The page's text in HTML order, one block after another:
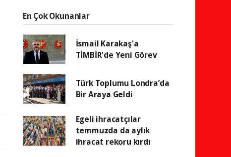
En Çok Okunanlar
İsmail Karakaş'a
TİMBİR'de Yeni Görev
Türk Toplumu Londra’da
Bir Araya Geldi
Egeli ihracatçılar
temmuzda da aylık
ihracat rekoru kırdı